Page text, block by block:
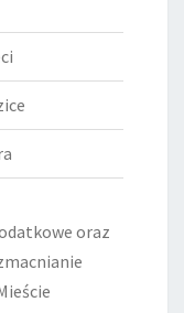
oraz